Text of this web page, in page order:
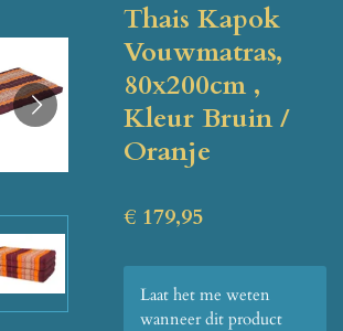
Thais Kapok
Vouwmatras,
80x200cm ,
Kleur Bruin /
Oranje
€ 179,95
Laat het me weten
wanneer dit product